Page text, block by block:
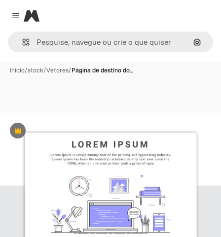
Close menu
Magnific
Início/stock/Vetores/Página de destino do…
Premium